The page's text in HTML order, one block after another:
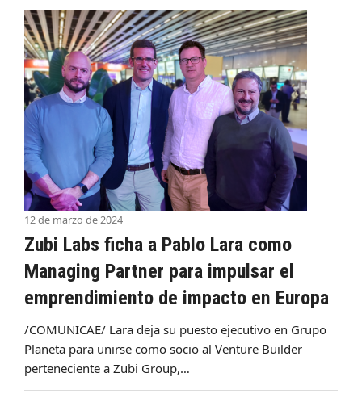
12 de marzo de 2024
Zubi Labs ficha a Pablo Lara como
Managing Partner para impulsar el
emprendimiento de impacto en Europa
/COMUNICAE/ Lara deja su puesto ejecutivo en Grupo
Planeta para unirse como socio al Venture Builder
perteneciente a Zubi Group,…